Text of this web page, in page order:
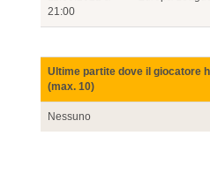
21:00
Ultime partite dove il giocatore
(max. 10)
Nessuno